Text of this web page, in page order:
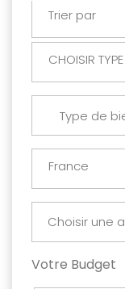
Trier par
CHOISIR
Type de
France
Votre Budget